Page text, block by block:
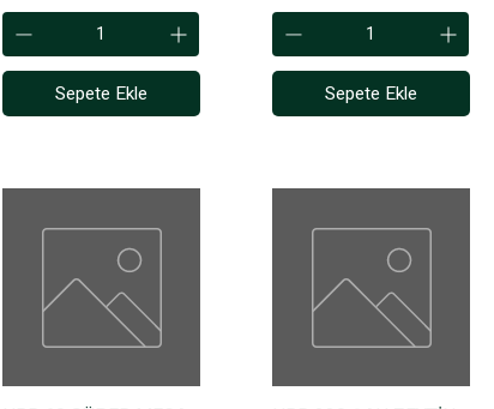
Sepete Ekle Sepete Ekle